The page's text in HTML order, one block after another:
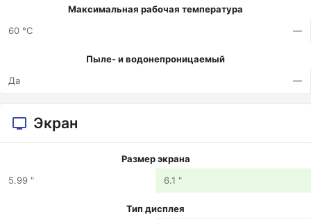
Максимальная рабочая температура
60 °C
—
Пыле- и водонепроницаемый
Да
—
Экран
Размер экрана
5.99 "
6.1 "
Тип дисплея